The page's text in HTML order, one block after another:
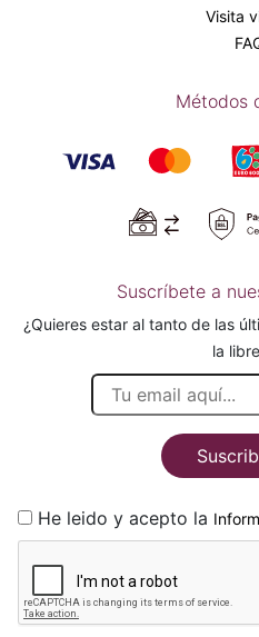
Visita
Métodos
Suscríbete a
¿Quieres estar al tanto de las
la
He leido y acepto la